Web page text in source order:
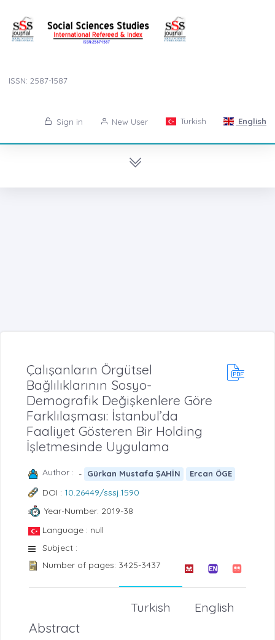
ISSN: 2587-1587
Sign in New User Turkish English
Çalışanların Örgütsel
Bağlılıklarının Sosyo-
Demografik Değişkenlere Göre
Farklılaşması: İstanbul’da
Faaliyet Gösteren Bir Holding
İşletmesinde Uygulama
Author : - Gürkan Mustafa ŞAHİN Ercan ÖGE
DOI : 10.26449/sssj.1590
Year-Number: 2019-38
Language : null
Subject :
Number of pages: 3425-3437
English
Turkish
Abstract